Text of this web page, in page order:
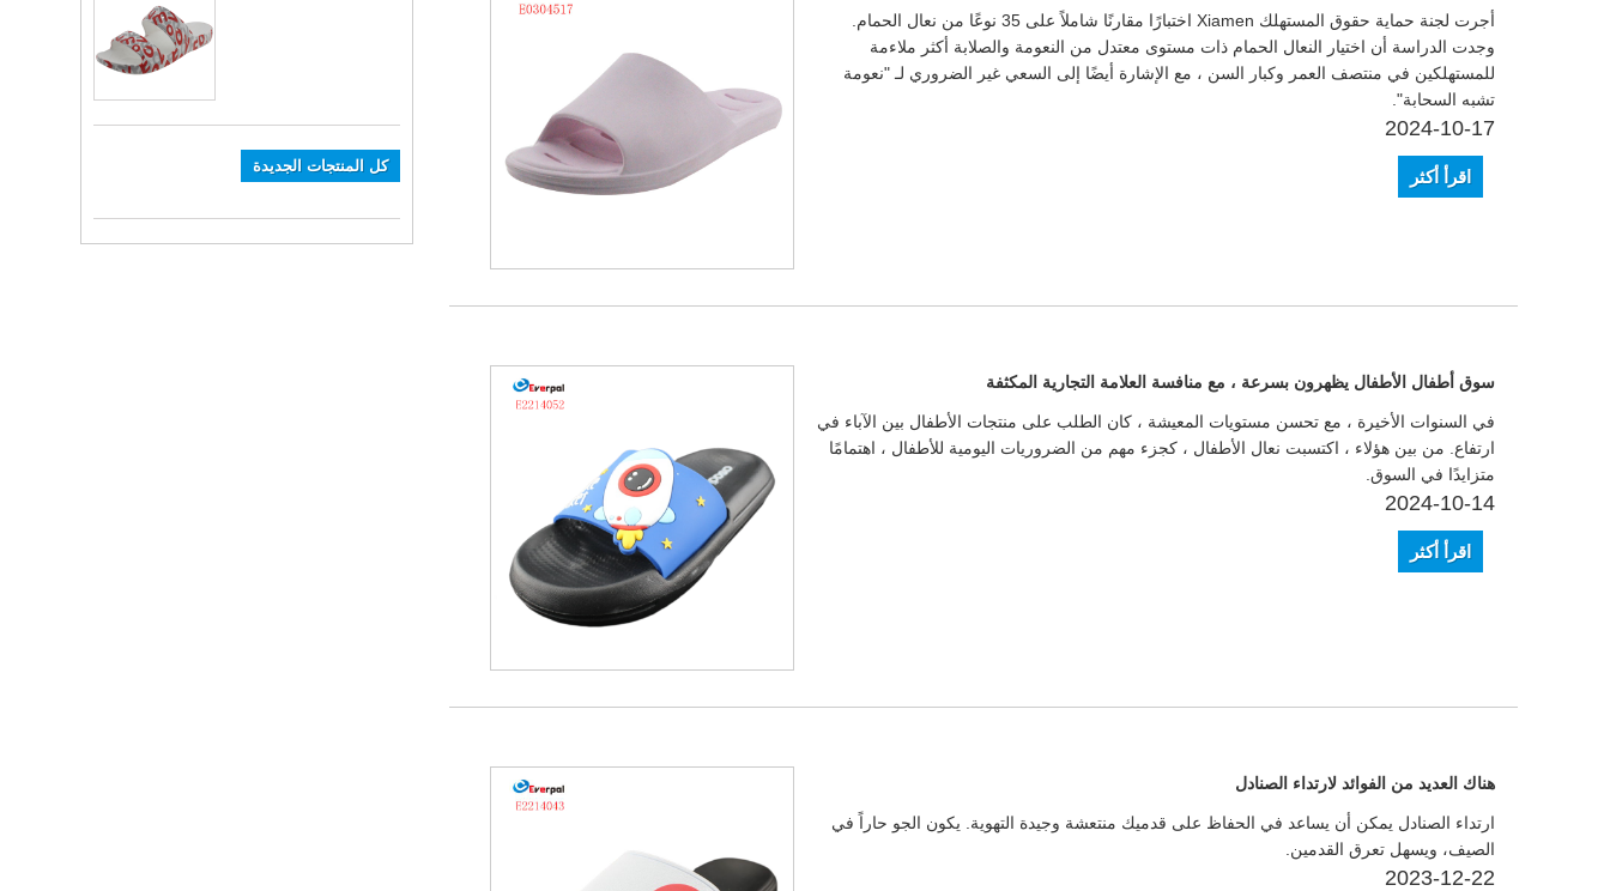
كل المنتجات الجديدة
أجرت لجنة حماية حقوق المستهلك Xiamen اختبارًا مقارنًا شاملاً على 35 نوعًا من نعال الحمام.
وجدت الدراسة أن اختيار النعال الحمام ذات مستوى معتدل من النعومة والصلابة أكثر ملاءمة
للمستهلكين في منتصف العمر وكبار السن ، مع الإشارة أيضًا إلى السعي غير الضروري لـ "نعومة
تشبه السحابة".
2024-10-17
اقرأ أكثر
سوق أطفال الأطفال يظهرون بسرعة ، مع منافسة العلامة التجارية المكثفة
في السنوات الأخيرة ، مع تحسن مستويات المعيشة ، كان الطلب على منتجات الأطفال بين الآباء في
ارتفاع. من بين هؤلاء ، اكتسبت نعال الأطفال ، كجزء مهم من الضروريات اليومية للأطفال ، اهتمامًا
متزايدًا في السوق.
2024-10-14
اقرأ أكثر
هناك العديد من الفوائد لارتداء الصنادل
ارتداء الصنادل يمكن أن يساعد في الحفاظ على قدميك منتعشة وجيدة التهوية. يكون الجو حاراً في
الصيف، ويسهل تعرق القدمين.
2023-12-22